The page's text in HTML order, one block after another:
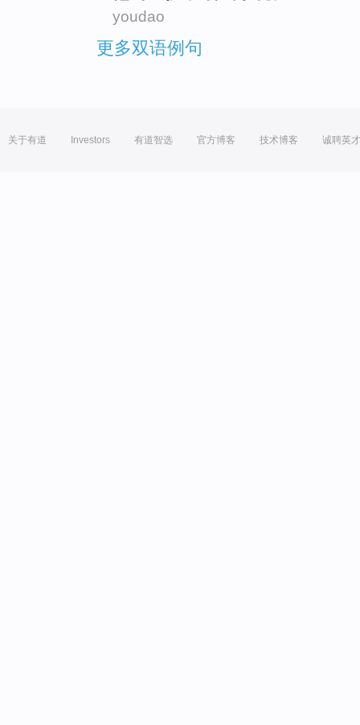
youdao
更多双语例句
关于有道 Investors 有道智选 官方博客 技术博客 诚聘英才